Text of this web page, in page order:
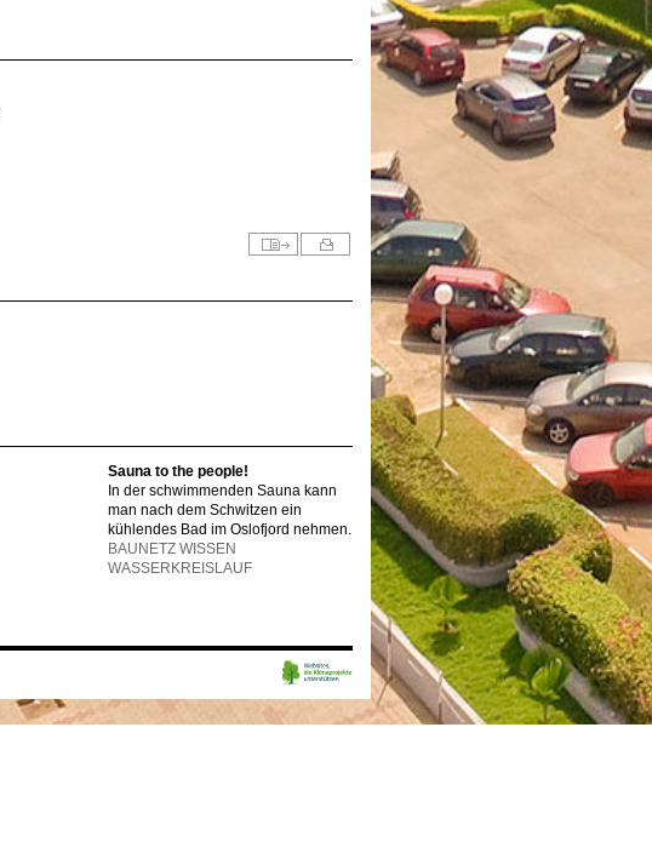
Sauna to the people!
In der schwimmenden Sauna kann
man nach dem Schwitzen ein
kühlendes Bad im Oslofjord nehmen.
BAUNETZ WISSEN
WASSERKREISLAUF